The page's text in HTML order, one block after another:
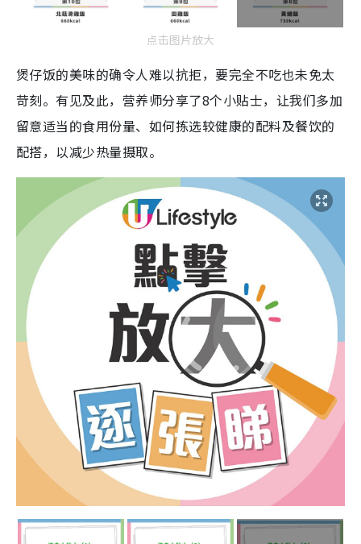
点击图片放大
煲仔饭的美味的确令人难以抗拒，要完全不吃也未免太
苛刻。有见及此，营养师分享了8个小贴士，让我们多加
留意适当的食用份量、如何拣选较健康的配料及餐饮的
配搭，以减少热量摄取。